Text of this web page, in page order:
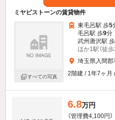
ミヤビストーンの賃貸物件
すべての写真
東毛呂駅 歩5
毛呂駅 歩9分
武州唐沢駅 歩
ほか1駅（徒歩
埼玉県入間郡
2階建 / 1年7ヶ月
6.8万円
（管理費4,100円）